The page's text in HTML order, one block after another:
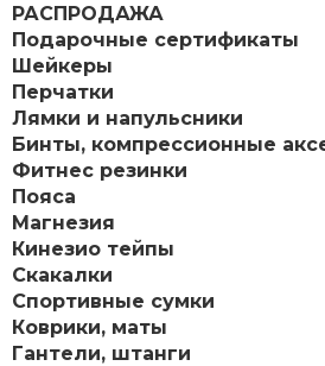
РАСПРОДАЖА
Подарочные сертификаты
Шейкеры
Перчатки
Лямки и напульсники
Бинты, компрессионные
Фитнес резинки
Пояса
Магнезия
Кинезио тейпы
Скакалки
Спортивные сумки
Коврики, маты
Гантели, штанги